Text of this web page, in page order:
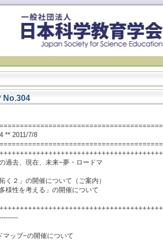
No.304
** 2011/7/8
去、現在、未来−夢・ロードマ
２」の開催について（ご案内）
性を考える」の開催について
マップ−の開催について